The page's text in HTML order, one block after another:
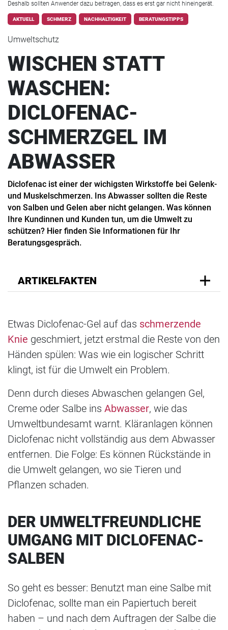
Deshalb sollten Anwender dazu beitragen, dass es erst gar nicht hineingerät.
AKTUELL SCHMERZ NACHHALTIGKEIT BERATUNGSTIPPS
Umweltschutz
WISCHEN STATT
WASCHEN:
DICLOFENAC-
SCHMERZGEL IM
ABWASSER
Diclofenac ist einer der wichigsten Wirkstoffe bei Gelenk-
und Muskelschmerzen. Ins Abwasser sollten die Reste
von Salben und Gelen aber nicht gelangen. Was können
Ihre Kundinnen und Kunden tun, um die Umwelt zu
schützen? Hier finden Sie Informationen für Ihr
Beratungsgespräch.
ARTIKELFAKTEN
Etwas Diclofenac-Gel auf das schmerzende
Knie geschmiert, jetzt erstmal die Reste von den
Händen spülen: Was wie ein logischer Schritt
klingt, ist für die Umwelt ein Problem.
Denn durch dieses Abwaschen gelangen Gel,
Creme oder Salbe ins Abwasser, wie das
Umweltbundesamt warnt. Kläranlagen können
Diclofenac nicht vollständig aus dem Abwasser
entfernen. Die Folge: Es können Rückstände in
die Umwelt gelangen, wo sie Tieren und
Pflanzen schaden.
DER UMWELTFREUNDLICHE
UMGANG MIT DICLOFENAC-
SALBEN
So geht es besser: Benutzt man eine Salbe mit
Diclofenac, sollte man ein Papiertuch bereit
haben – und nach dem Auftragen der Salbe die